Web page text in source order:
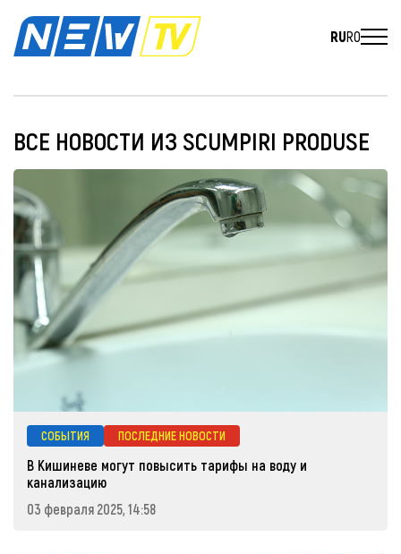
RURO
ВСЕ НОВОСТИ ИЗ SCUMPIRI PRODUSE
СОБЫТИЯ ПОСЛЕДНИЕ НОВОСТИ
В Кишиневе могут повысить тарифы на воду и
канализацию
03 февраля 2025, 14:58